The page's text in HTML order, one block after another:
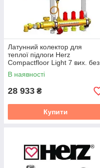
Латунний колектор для
теплої підлоги Herz
Compactfloor Light 7 вих. без
насоса
В наявності
28 933 ₴
Купити